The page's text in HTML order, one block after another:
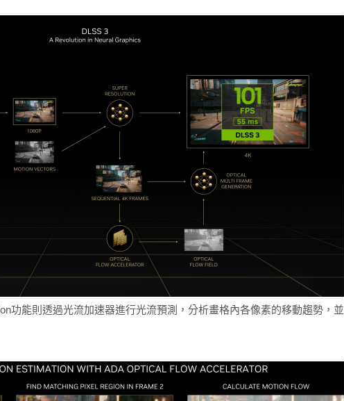
功能則透過光流加速器進行光流預測，分析畫格內各像素的移動趨勢，並